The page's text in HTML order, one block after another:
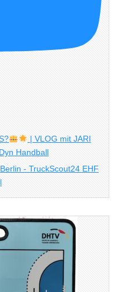
| VLOG mit JARI
Handball
- TruckScout24 EHF